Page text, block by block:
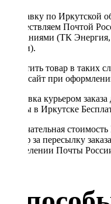
Отправку по Иркутской
осуществляем Почтой
компаниями (ТК
линии).
Оплатить товар в таких
через сайт при
Доставка курьером
Почты в Иркутске
Окончательная
Тариф за пересылку
в отделении Почты